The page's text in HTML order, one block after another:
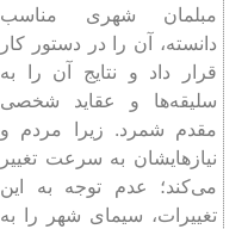
مبلمان شهری مناسب
دانسته، آن را در دستور کار
قرار داد و نتايج آن را به
سليقه‌ها و عقايد شخصی
مقدم شمرد. زیرا مردم و
نيازهايشان به سرعت تغيير
می‌کند؛ عدم توجه به اين
تغييرات، سیمای شهر را به